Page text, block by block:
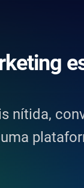
nítida,
uma